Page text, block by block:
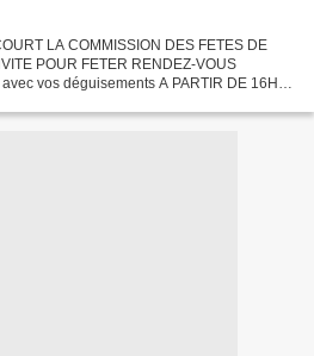
LA COMMISSION DES FETES DE
POUR FETER RENDEZ-VOUS
vos déguisements A PARTIR DE 16H00